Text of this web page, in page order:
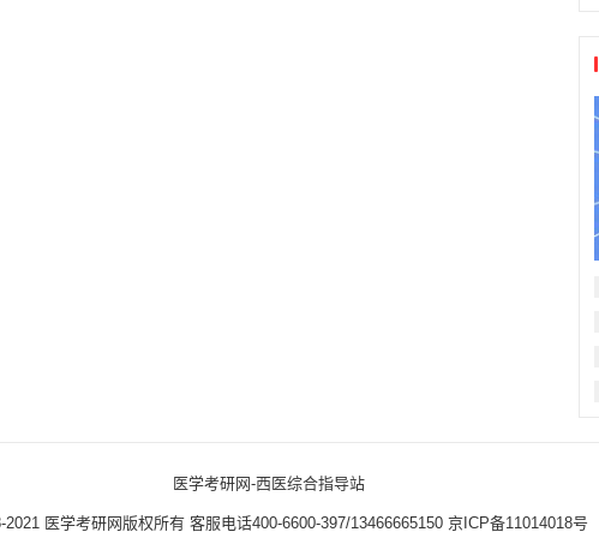
医学考研网-西医综合指导站
2021 医学考研网版权所有客服电话400-6600-397/13466665150京ICP备11014018号